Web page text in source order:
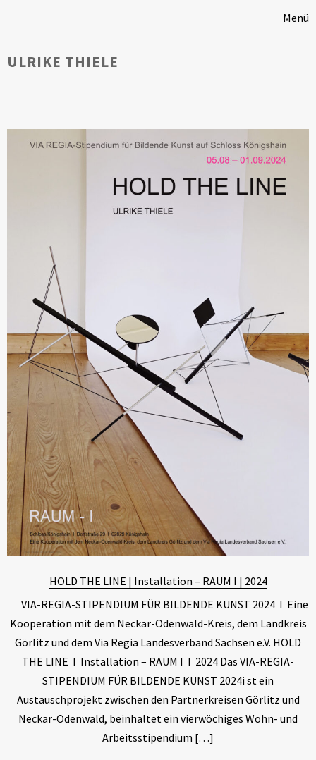
Menü
ULRIKE THIELE
HOLD THE LINE | Installation – RAUM I | 2024
VIA-REGIA-STIPENDIUM FÜR BILDENDE KUNST 2024 I Eine
Kooperation mit dem Neckar-Odenwald-Kreis, dem Landkreis
Görlitz und dem Via Regia Landesverband Sachsen e.V. HOLD
THE LINE I Installation – RAUM I I 2024 Das VIA-REGIA-
STIPENDIUM FÜR BILDENDE KUNST 2024i st ein
Austauschprojekt zwischen den Partnerkreisen Görlitz und
Neckar-Odenwald, beinhaltet ein vierwöchiges Wohn- und
Arbeitsstipendium […]